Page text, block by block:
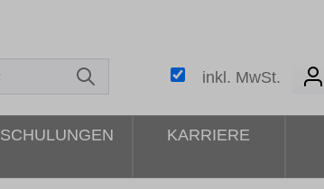
inkl. MwSt.
SCHULUNGEN KARRIERE